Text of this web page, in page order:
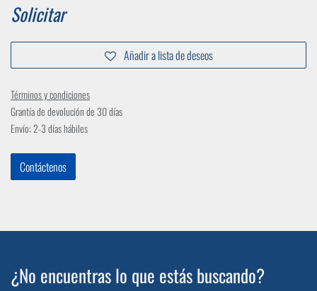
Solicitar
Añadir a lista de deseos
Términos y condiciones
Grantía de devolución de 30 días
Envío: 2-3 días hábiles
Contáctenos
¿No encuentras lo que estás buscando?